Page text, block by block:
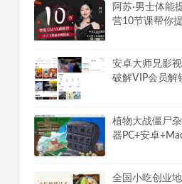
阿苏·男士体能
营10节课帮你
安卓大师兄影
破解VIP会员解
植物大战僵尸
器PC+安卓
全国小吃创业